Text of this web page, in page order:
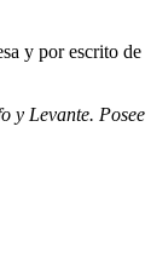
y por escrito de
y Levante. Posee